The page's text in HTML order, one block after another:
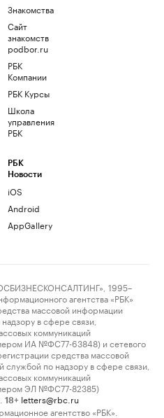
Знакомства
Сайт
знакомств
podbor.ru
РБК
Компании
РБК Курсы
Школа
управления
РБК
РБК
Новости
iOS
Android
AppGallery
1995–
агентства «РБК»
массовой информации
в сфере связи,
коммуникаций
ИА №ФС77-63848) и сетевого
средства массовой
по надзору в сфере связи,
коммуникаций
ЭЛ №ФС77-82385)
18+ letters@rbc.ru
агентство «РБК».